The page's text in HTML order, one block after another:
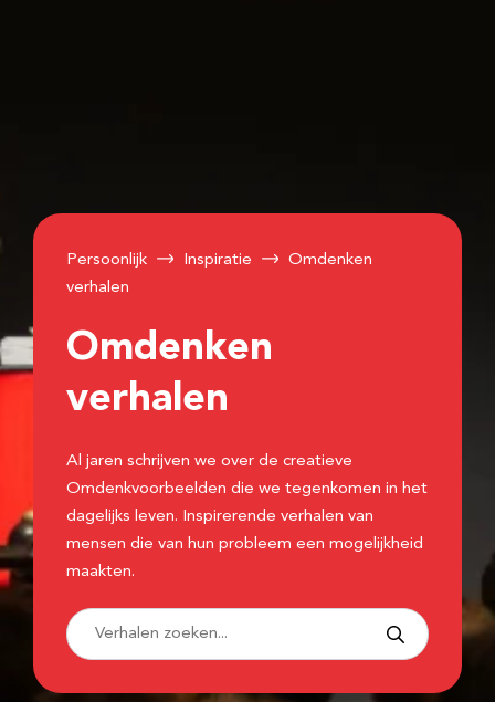
Persoonlijk Inspiratie
Omdenken
verhalen
Omdenken
verhalen
Al jaren schrijven we over de creatieve
Omdenkvoorbeelden die we tegenkomen in het
dagelijks leven. Inspirerende verhalen van
mensen die van hun probleem een mogelijkheid
maakten.